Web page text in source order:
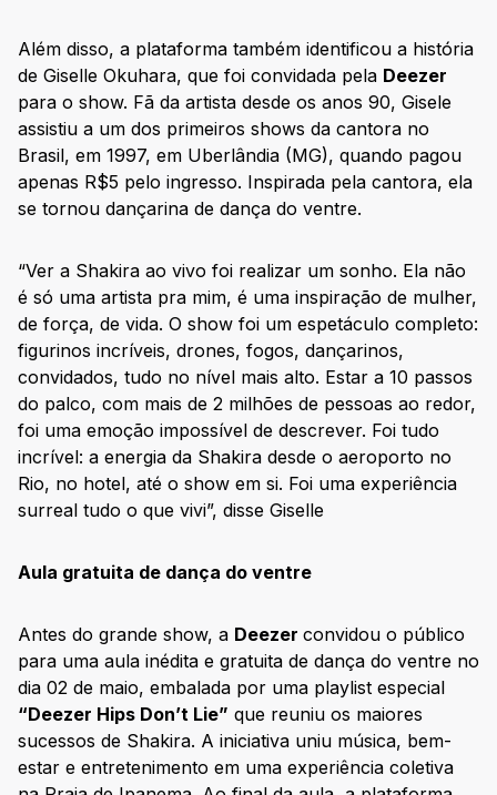
Além disso, a plataforma também identificou a história
de Giselle Okuhara, que foi convidada pela Deezer
para o show. Fã da artista desde os anos 90, Gisele
assistiu a um dos primeiros shows da cantora no
Brasil, em 1997, em Uberlândia (MG), quando pagou
apenas R$5 pelo ingresso. Inspirada pela cantora, ela
se tornou dançarina de dança do ventre.
“Ver a Shakira ao vivo foi realizar um sonho. Ela não
é só uma artista pra mim, é uma inspiração de mulher,
de força, de vida. O show foi um espetáculo completo:
figurinos incríveis, drones, fogos, dançarinos,
convidados, tudo no nível mais alto. Estar a 10 passos
do palco, com mais de 2 milhões de pessoas ao redor,
foi uma emoção impossível de descrever. Foi tudo
incrível: a energia da Shakira desde o aeroporto no
Rio, no hotel, até o show em si. Foi uma experiência
surreal tudo o que vivi”, disse Giselle
Aula gratuita de dança do ventre
Antes do grande show, a Deezer convidou o público
para uma aula inédita e gratuita de dança do ventre no
dia 02 de maio, embalada por uma playlist especial
“Deezer Hips Don’t Lie” que reuniu os maiores
sucessos de Shakira. A iniciativa uniu música, bem-
estar e entretenimento em uma experiência coletiva